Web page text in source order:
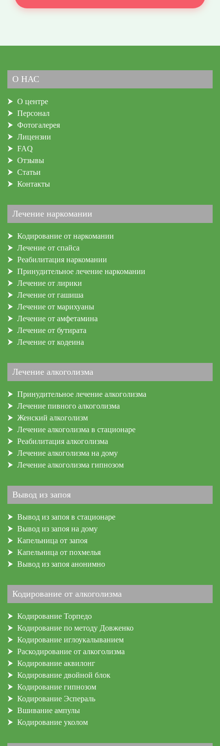
О НАС
О центре
Персонал
Фотогалерея
Лицензии
FAQ
Отзывы
Статьи
Контакты
Лечение наркомании
Кодирование от наркомании
Лечение от спайса
Реабилитация наркомании
Принудительное лечение наркомании
Лечение от лирики
Лечение от гашиша
Лечение от марихуаны
Лечение от амфетамина
Лечение от бутирата
Лечение от кодеина
Лечение алкоголизма
Принудительное лечение алкоголизма
Лечение пивного алкоголизма
Женский алкоголизм
Лечение алкоголизма в стационаре
Реабилитация алкоголизма
Лечение алкоголизма на дому
Лечение алкоголизма гипнозом
Вывод из запоя
Вывод из запоя в стационаре
Вывод из запоя на дому
Капельница от запоя
Капельница от похмелья
Вывод из запоя анонимно
Кодирование от алкоголизма
Кодирование Торпедо
Кодирование по методу Довженко
Кодирование иглоукалыванием
Раскодирование от алкоголизма
Кодирование аквилонг
Кодирование двойной блок
Кодирование гипнозом
Кодирование Эспераль
Вшивание ампулы
Кодирование уколом